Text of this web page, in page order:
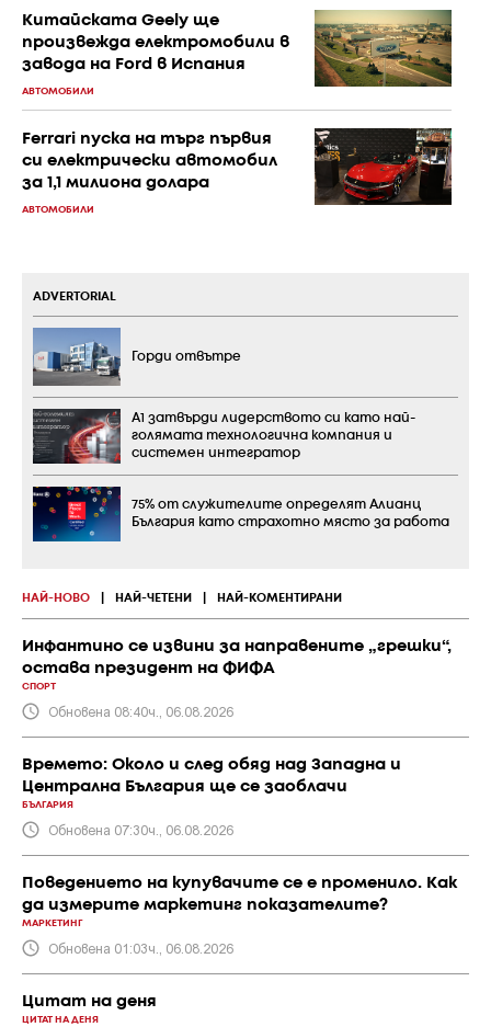
Китайската Geely ще
произвежда електромобили в
завода на Ford в Испания
АВТОМОБИЛИ
Ferrari пуска на търг първия
си електрически автомобил
за 1,1 милиона долара
АВТОМОБИЛИ
НАЙ-НОВО НАЙ-ЧЕТЕНИ НАЙ-КОМЕНТИРАНИ
Инфантино се извини за направените „грешки“,
остава президент на ФИФА
СПОРТ
Обновена 08:40ч., 06.08.2026
Времето: Около и след обяд над Западна и
Централна България ще се заоблачи
БЪЛГАРИЯ
Обновена 07:30ч., 06.08.2026
Поведението на купувачите се е променило. Как
да измерите маркетинг показателите?
МАРКЕТИНГ
Обновена 01:03ч., 06.08.2026
Цитат на деня
ЦИТАТ НА ДЕНЯ
ADVERTORIAL
Горди отвътре
А1 затвърди лидерството си като най-
голямата технологична компания и
системен интегратор
75% от служителите определят Алианц
България като страхотно място за работа